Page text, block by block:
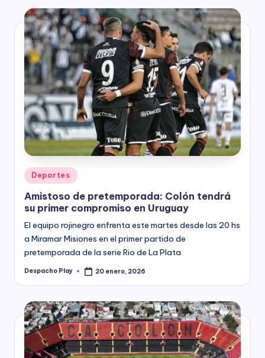
Posted
in
Deportes
Amistoso de pretemporada: Colón tendrá
su primer compromiso en Uruguay
El equipo rojinegro enfrenta este martes desde las 20 hs
a Miramar Misiones en el primer partido de
pretemporada de la serie Rio de La Plata.
Posted
Despacho Play 20 enero, 2026